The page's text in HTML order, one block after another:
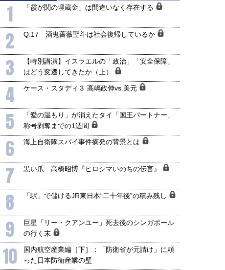
1 「霞が関の埋蔵金」は間違いなく存在する
2 Q.17 酒鬼薔薇聖斗は社会復帰しているか
3
【特別講演】イスラエルの「政治」「安全保障」
はどう変遷してきたか（上）
4 ケース・スタディ３ 高嶋政伸vs.美元
5
「愛の温もり」が消えたタイ「国王パートナー」
称号剥奪までの1週間
6 海上自衛隊スパイ事件摘発の背景とは
7 黒い爪 高橋昭博『ヒロシマいのちの伝言』
8 「駅」で儲けるJR東日本“二十年後”の積み残し
9
巨星「リー・クアンユー」死去後のシンガポール
の行く末
10
国内航空産業編［下］：「防衛省が元請け」に頼
った日本防衛産業の壁